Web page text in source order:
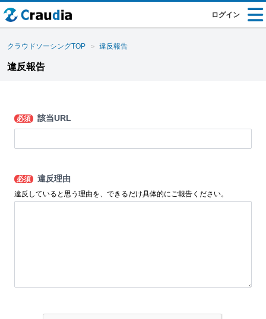
ログイン
クラウドソーシングTOP 違反報告
違反報告
必須 該当URL
必須 違反理由
違反していると思う理由を、できるだけ具体的にご報告ください。